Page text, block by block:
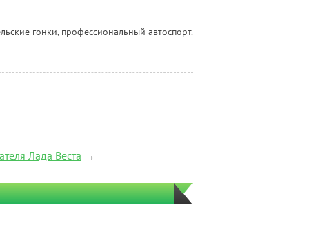
гонки, профессиональный автоспорт.
Лада Веста →